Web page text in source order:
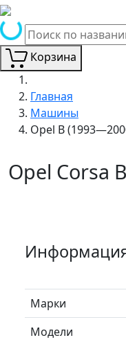
Корзина
Главная
Машины
Opel B
Opel Corsa
Марки
Модели